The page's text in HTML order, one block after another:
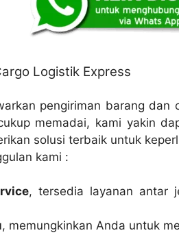
Logistik Express
pengiriman barang dan
memadai, kami yakin
solusi terbaik untuk
kami :
, tersedia layanan antar
, memungkinkan Anda untuk